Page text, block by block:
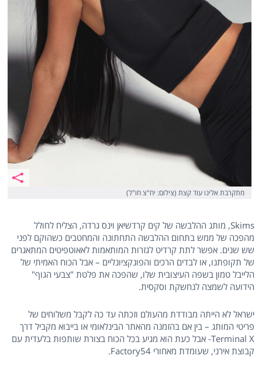
מתקרבת אלינו עוד קצת (צילום: יח"צ חו"ל)
Skims, מותג ההלבשה של קים קרדשיאן וינס גרדה, הצליח לחולל
מהפכה של ממש בתחום ההלבשה התחתונה והמחטבים כשהוקם לפני
שש שנים. אפשר לתת קרדיט לגזרות המותאמות לאאוטפיטים המתאגרים
של תקופתנו, או לבדים הרכים והפונקציונליים – אבל הכוח האמיתי של
הלייבל טמון בשפה העיצובית שלו, שהפכה את פלטת "צבעי הגוף"
הידועה לשמצה לנחשקת וסקסית.
ישראל לא הייתה מבודדת מהעולם וזכתה עד כה לקבל משלוחים של
פריטי המותג – בין אם בהזמנה מהאתר הבינלאומי או בייבוא מקביל דרך
Terminal X- אבל כעת הוא מגיע בכל הכוח בצורת שותפות בלעדית עם
קבוצת אירני, שעומדת מאחורי Factory54.